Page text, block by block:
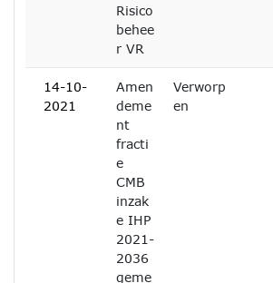
Risico
behee
r VR
14-10-
2021
Amen
deme
nt
fracti
e
CMB
inzak
e IHP
2021-
2036
geme
Verworp
en